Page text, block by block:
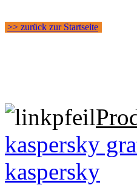
>> zurück zur Startseite
kaspersky
kaspersky